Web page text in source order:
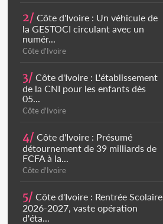
2/ Côte d'Ivoire : Un véhicule de
la GESTOCI circulant avec un
numér...
Côte d'Ivoire
3/ Côte d'Ivoire : L'établissement
de la CNI pour les enfants dès
05...
Côte d'Ivoire
4/ Côte d'Ivoire : Présumé
détournement de 39 milliards de
FCFA à la...
Côte d'Ivoire
5/ Côte d'Ivoire : Rentrée Scolaire
2026-2027, vaste opération
d'éta...